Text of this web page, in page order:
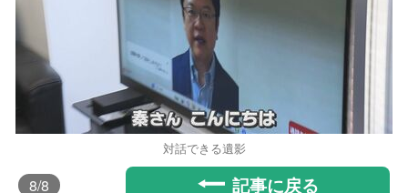
対話できる遺影
8/8 記事に戻る